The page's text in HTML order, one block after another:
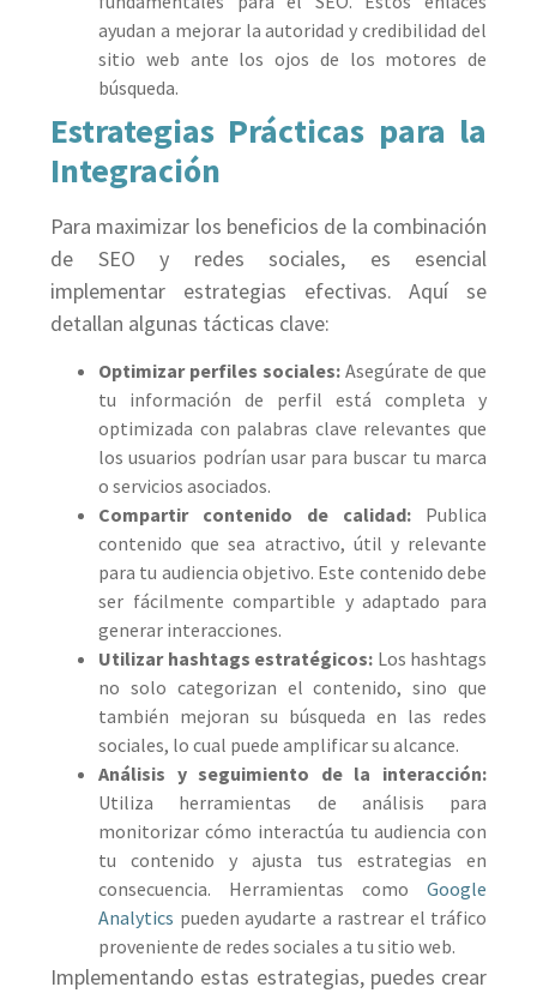
ayudan a mejorar la autoridad y credibilidad del
sitio web ante los ojos de los motores de
búsqueda.
Estrategias Prácticas para la
Integración
Para maximizar los beneficios de la combinación
de SEO y redes sociales, es esencial
implementar estrategias efectivas. Aquí se
detallan algunas tácticas clave:
Optimizar perfiles sociales: Asegúrate de que
tu información de perfil está completa y
optimizada con palabras clave relevantes que
los usuarios podrían usar para buscar tu marca
o servicios asociados.
Compartir contenido de calidad: Publica
contenido que sea atractivo, útil y relevante
para tu audiencia objetivo. Este contenido debe
ser fácilmente compartible y adaptado para
generar interacciones.
Utilizar hashtags estratégicos: Los hashtags
no solo categorizan el contenido, sino que
también mejoran su búsqueda en las redes
sociales, lo cual puede amplificar su alcance.
Análisis y seguimiento de la interacción:
Utiliza herramientas de análisis para
monitorizar cómo interactúa tu audiencia con
tu contenido y ajusta tus estrategias en
consecuencia. Herramientas como Google
Analytics pueden ayudarte a rastrear el tráfico
proveniente de redes sociales a tu sitio web.
Implementando estas estrategias, puedes crear